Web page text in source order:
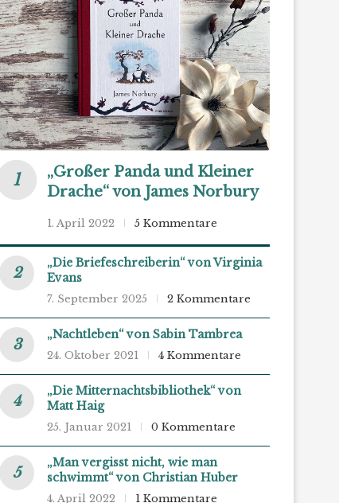
„Großer Panda und Kleiner
Drache“ von James Norbury
1. April 2022 5 Kommentare
„Die Briefeschreiberin“ von Virginia
Evans
7. September 2025 2 Kommentare
„Nachtleben“ von Sabin Tambrea
24. Oktober 2021 4 Kommentare
„Die Mitternachtsbibliothek“ von
Matt Haig
25. Januar 2021 0 Kommentare
„Man vergisst nicht, wie man
schwimmt“ von Christian Huber
4. April 2022 1 Kommentare